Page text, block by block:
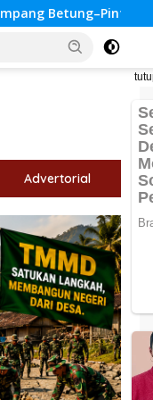
Tips Memilih
Advertorial